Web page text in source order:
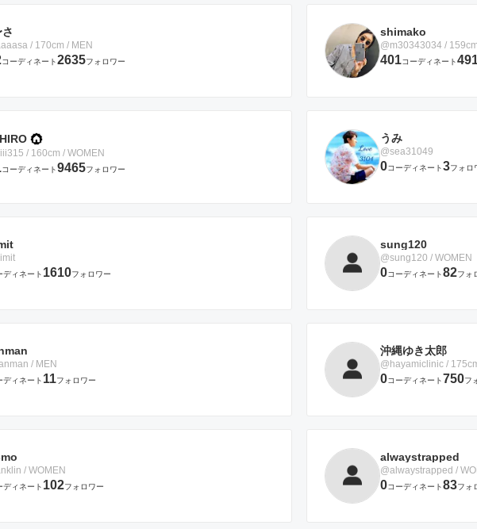
/ 170cm / MEN
コーディネート2635フォロワー
shimako
@m30343034 /
401コーディネート
/ 160cm / WOMEN
コーディネート9465フォロワー
うみ
@sea31049
0コーディネート3フォロ
ディネート 1610フォロワー
sung120
@sung120 / WOMEN
0コーディネート82フォ
/ MEN
ディネート 11フォロワー
沖縄ゆき太郎
@hayamiclinic /
0コーディネート750フ
/ WOMEN
ディネート 102フォロワー
alwaystrapped
@alwaystrapped /
0コーディネート83フォ